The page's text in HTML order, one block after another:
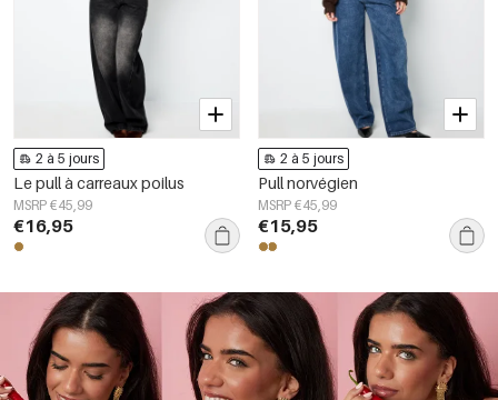
2 à 5 jours
Le pull à carreaux poilus
MSRP €45,99
€16,95
2 à 5 jours
Pull norvégien
MSRP €45,99
€15,95